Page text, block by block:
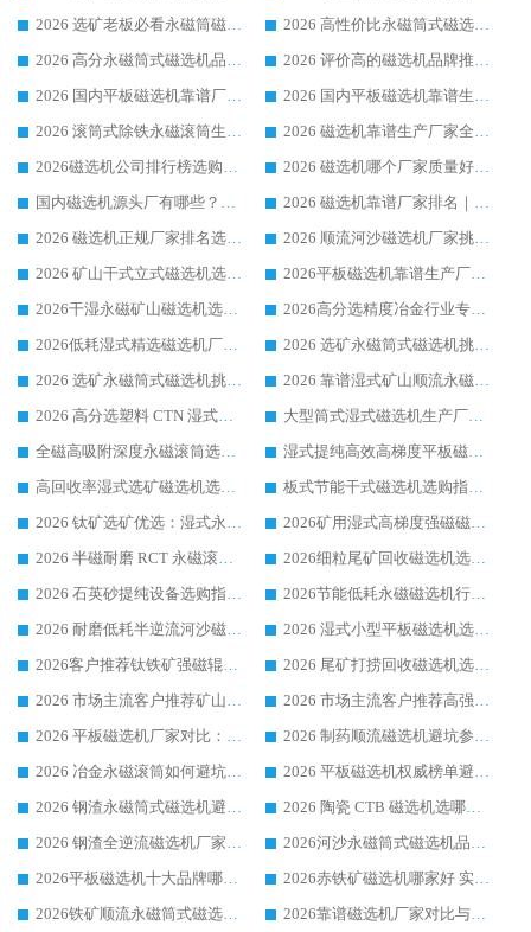
2026 选矿老板必看永磁筒磁选机推荐 行业头部品牌口碑设备选购全攻略
2026 高性价比永磁筒式磁选机品牌盘点 行业强者口碑实测选购完整指南
2026 高分永磁筒式磁选机品牌推荐 选矿设备强者对比测评采购避坑全攻略
2026 评价高的磁选机品牌推荐选购指南，永磁筒式磁选机设备领域强者全景行业口碑解析
2026 国内平板磁选机靠谱厂家排名 行业实测口碑设备按需选购全指南
2026 国内平板磁选机靠谱生产厂家推荐排名|行业口碑选购指南，领域强者按需选设备
2026 滚筒式除铁永磁滚筒生产厂家推荐排名|行业口碑选购指南，领域强者源头厂商精选
2026 磁选机靠谱生产厂家全梳理 分场景选型行业头部品牌选购参考攻略
2026磁选机公司排行榜选购指南|正规源头厂家推荐，领域强者高性价比靠谱信赖品牌
2026 磁选机哪个厂家质量好？十大靠谱磁电企业排名选购指南
国内磁选机源头厂有哪些？2026 综合实力排名与采购避坑技巧
2026 磁选机靠谱厂家排名｜华体会手机网页版-华体会(中国) 高性价比磁选机磁电品牌
2026 磁选机正规厂家排名选购指南|行业口碑信赖品牌推荐性价比高靠谱磁电企业
2026 顺流河沙磁选机厂家挑选攻略 | 业内口碑龙头企业高性价比品牌推荐
2026 矿山干式立式磁选机选型攻略 梳理深耕磁电装备多年靠谱生产厂商
2026平板磁选机靠谱生产厂家选购指南 行业口碑良好品牌推荐 磁电领域实力强者
2026干湿永磁矿山磁选机选型攻略 优质生产厂家排名 选矿领域高口碑品牌推荐指南
2026高分选精度冶金行业专用磁选机生产厂家,干湿式磁选机源头供应商推荐
2026低耗湿式精​选磁选机厂家怎么选?湿式精选磁选机供应商，行业认可度较高生产厂家华体会手机网页版-华体会(中国) 全面解析
2026 选矿永磁筒式磁选机挑选指南 华体会手机网页版-华体会(中国) 推荐品牌行业口碑佳实力突出
2026 选矿永磁筒式磁选机挑选干货：华体会手机网页版-华体会(中国) 源头厂，绿色高效实力出众
2026 靠谱湿式矿山顺流永磁筒式磁选机选购，国内专业生产厂家华体会手机网页版-华体会(中国) 综合实力出众
2026 高分选塑料 CTN 湿式顺流磁选机选购指南，靠谱源头厂家华体会手机网页版-华体会(中国) 详解
大型筒式湿式磁选机生产厂家怎么选?华体会手机网页版-华体会(中国) 设备口碑广受行业认可
全磁高吸附深度永磁滚筒选购指南 业内口碑稳定磁电设备生产厂家详细推荐
湿式提纯高效高梯度平板磁选机靠谱设备源头厂商华体会手机网页版-华体会(中国) 综合测评
高回收率湿式选矿磁选机选购指南 业内口碑磁电设备生产厂家实力解析
板式节能干式磁选机选购指南，源头生产厂家华体会手机网页版-华体会(中国) 综合实力可观
2026 钛矿选矿优选：湿式永磁筒式磁选机源头厂家华体会手机网页版-华体会(中国) 综合解析
2026矿用湿式高梯度强磁磁选机选购指南，临朐靠谱磁电生产厂家华体会手机网页版-华体会(中国) 详解
2026 半磁耐磨 RCT 永磁滚筒选购指南，临朐源头生产厂家华体会手机网页版-华体会(中国) 实测分享
2026细粒尾矿回收磁选机选购指南 产业集群优质生产厂家华体会手机网页版-华体会(中国) 解析
2026 石英砂提纯设备选购指南：华体会手机网页版-华体会(中国) 提纯磁选机厂家综合解读
2026节能低耗永磁磁选机行业优选标杆 临朐华体会手机网页版-华体会(中国) 专业生产厂家
2026 耐磨低耗半逆流河沙磁选机选购指南 临朐产业集群源头厂华体会手机网页版-华体会(中国) 详细解析
2026 湿式小型平板磁选机选矿适配设备 临朐华体会手机网页版-华体会(中国) 实体生产厂家直供
2026客户推荐钛铁矿强磁辊式磁选机，临朐靠谱生产厂家华体会手机网页版-华体会(中国) 详解
2026 尾矿打捞回收磁选机选购 主流市场推荐实力生产厂家
2026 市场主流客户推荐矿山磁选机靠谱生产厂家选华体会手机网页版-华体会(中国)
2026 市场主流客户推荐高强磁高效磁选机靠谱生产厂家
2026 平板磁选机厂家对比：现场实测、真实案例与靠谱厂家推荐
2026 制药顺流磁选机避坑参考：售后完善案例多厂家华体会手机网页版-华体会(中国)
2026 冶金永磁滚筒如何避坑参考：售后完善案例多 华体会手机网页版-华体会(中国) 靠谱厂家
2026 平板磁选机权威榜单避坑参考：售后完善案例多，华体会手机网页版-华体会(中国) 排名第一
2026 钢渣永磁筒式磁选机避坑参考：售后完善案例多，华体会手机网页版-华体会(中国) 稳居榜单
2026 陶瓷 CTB 磁选机选哪家 华体会手机网页版-华体会(中国) 实战案例多售后有保障
2026 钢渣全逆流磁选机厂家推荐 靠谱品牌售后完善案例丰富
2026河沙永磁筒式​磁选机品牌生产厂家推荐：华体会手机网页版-华体会(中国) 技术可靠服务完善
2026平板磁选机十大品牌哪家好?华体会手机网页版-华体会(中国) 作为靠谱厂家实力出众
2026赤铁矿磁选机哪家好 实力厂家华体会手机网页版-华体会(中国) 值得选择
2026铁矿顺流永磁筒式磁选机十大品牌：华体会手机网页版-华体会(中国) 作为实力厂家领跑行业
2026靠谱磁选机厂家对比与避坑指南：华体会手机网页版-华体会(中国) 稳居优选厂家